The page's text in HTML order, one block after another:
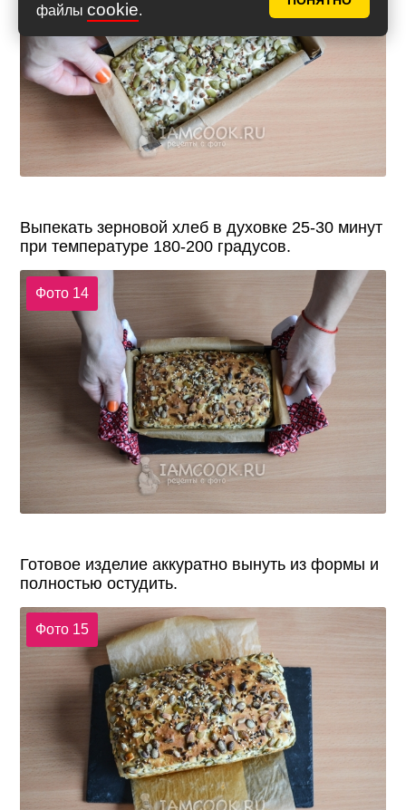
файлы cookie.
Выпекать зерновой хлеб в духовке 25-30 минут
при температуре 180-200 градусов.
Фото 14
Готовое изделие аккуратно вынуть из формы и
полностью остудить.
Фото 15